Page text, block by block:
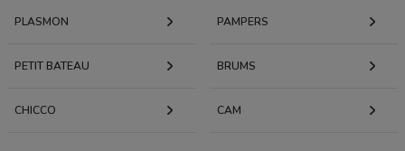
PLASMON PAMPERS
PETIT BATEAU BRUMS
CHICCO CAM